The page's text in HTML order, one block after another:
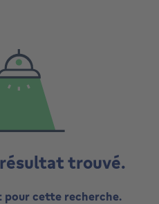
trouvé.
pour cette recherche.